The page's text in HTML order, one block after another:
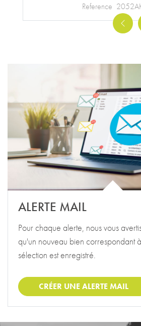
Reference
ALERTE MAIL
Pour chaque alerte, nous vous
qu'un nouveau bien correspondant
sélection est enregistré.
CRÉER UNE ALERTE MAIL